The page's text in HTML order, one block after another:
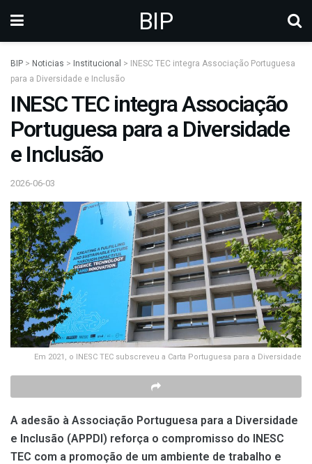
BIP
BIP > Noticias > Institucional >
INESC TEC integra Associação Portuguesa
para a Diversidade e Inclusão
INESC TEC integra Associação
Portuguesa para a Diversidade
e Inclusão
2026-06-03
Em 2021, o INESC TEC subscreveu a Carta Portuguesa para a Diversidade
A adesão à Associação Portuguesa para a Diversidade
e Inclusão (APPDI) reforça o compromisso do INESC
TEC com a promoção de um ambiente de trabalho e